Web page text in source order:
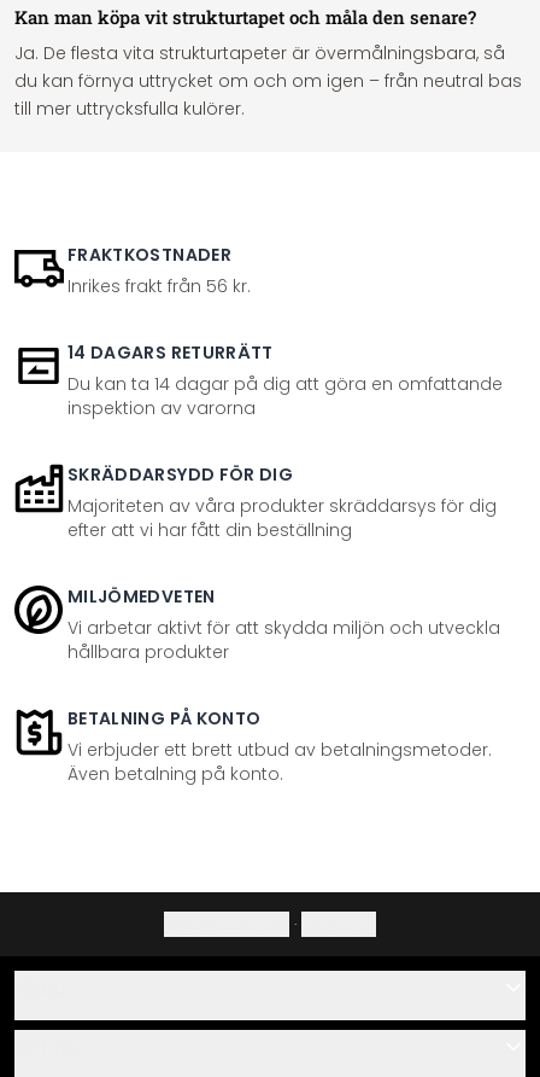
Kan man köpa vit strukturtapet och måla den senare?
Ja. De flesta vita strukturtapeter är övermålningsbara, så
du kan förnya uttrycket om och om igen – från neutral bas
till mer uttrycksfulla kulörer.
FRAKTKOSTNADER
Inrikes frakt från 56 kr.
14 DAGARS RETURRÄTT
Du kan ta 14 dagar på dig att göra en omfattande
inspektion av varorna
SKRÄDDARSYDD FÖR DIG
Majoriteten av våra produkter skräddarsys för dig
efter att vi har fått din beställning
MILJÖMEDVETEN
Vi arbetar aktivt för att skydda miljön och utveckla
hållbara produkter
BETALNING PÅ KONTO
Vi erbjuder ett brett utbud av betalningsmetoder.
Även betalning på konto.
·